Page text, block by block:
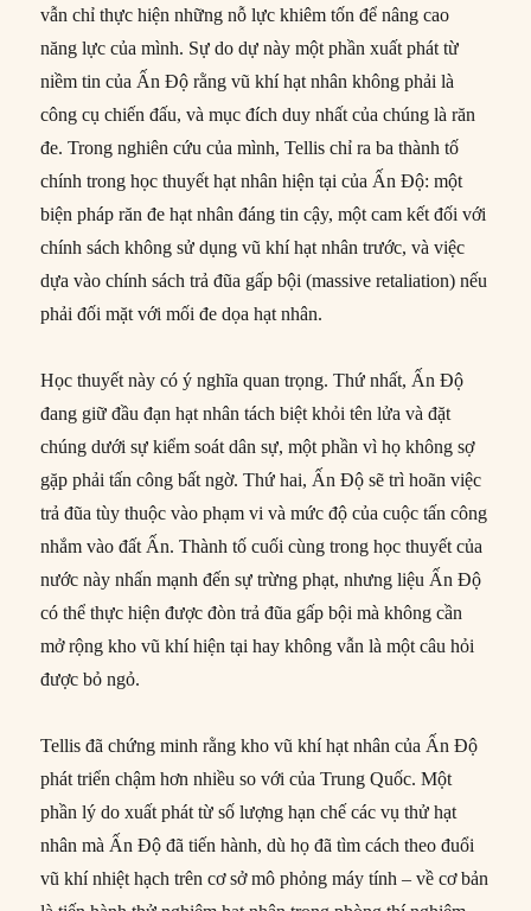
vẫn chỉ thực hiện những nỗ lực khiêm tốn để nâng cao
năng lực của mình. Sự do dự này một phần xuất phát từ
niềm tin của Ấn Độ rằng vũ khí hạt nhân không phải là
công cụ chiến đấu, và mục đích duy nhất của chúng là răn
đe. Trong nghiên cứu của mình, Tellis chỉ ra ba thành tố
chính trong học thuyết hạt nhân hiện tại của Ấn Độ: một
biện pháp răn đe hạt nhân đáng tin cậy, một cam kết đối với
chính sách không sử dụng vũ khí hạt nhân trước, và việc
dựa vào chính sách trả đũa gấp bội (massive retaliation) nếu
phải đối mặt với mối đe dọa hạt nhân.
Học thuyết này có ý nghĩa quan trọng. Thứ nhất, Ấn Độ
đang giữ đầu đạn hạt nhân tách biệt khỏi tên lửa và đặt
chúng dưới sự kiểm soát dân sự, một phần vì họ không sợ
gặp phải tấn công bất ngờ. Thứ hai, Ấn Độ sẽ trì hoãn việc
trả đũa tùy thuộc vào phạm vi và mức độ của cuộc tấn công
nhắm vào đất Ấn. Thành tố cuối cùng trong học thuyết của
nước này nhấn mạnh đến sự trừng phạt, nhưng liệu Ấn Độ
có thể thực hiện được đòn trả đũa gấp bội mà không cần
mở rộng kho vũ khí hiện tại hay không vẫn là một câu hỏi
được bỏ ngỏ.
Tellis đã chứng minh rằng kho vũ khí hạt nhân của Ấn Độ
phát triển chậm hơn nhiều so với của Trung Quốc. Một
phần lý do xuất phát từ số lượng hạn chế các vụ thử hạt
nhân mà Ấn Độ đã tiến hành, dù họ đã tìm cách theo đuổi
vũ khí nhiệt hạch trên cơ sở mô phỏng máy tính – về cơ bản